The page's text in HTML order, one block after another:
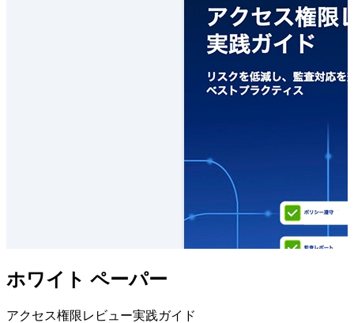
ホワイト ペーパー
アクセス権限レビュー実践ガイド